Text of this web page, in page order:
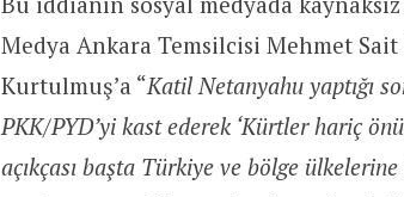
Medya Ankara Temsilcisi Mehmet Sait
Kurtulmuş’a “Katil Netanyahu yaptığı
PKK/PYD’yi kast ederek ‘Kürtler hariç
açıkçası başta Türkiye ve bölge